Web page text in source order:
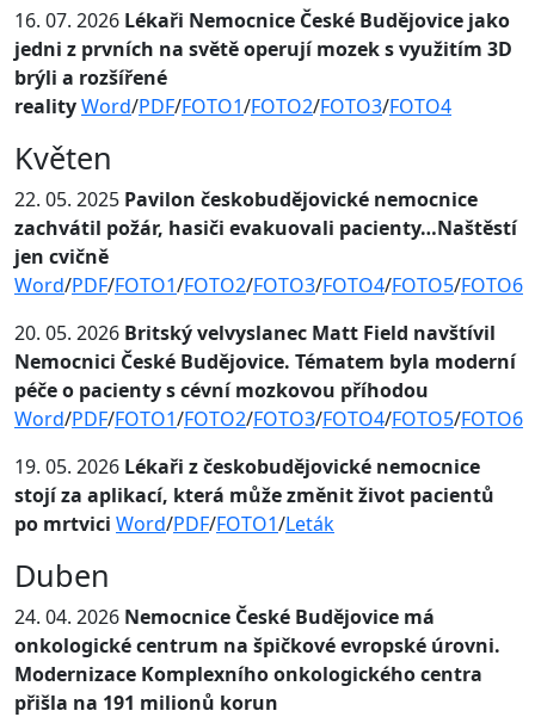
16. 07. 2026 Lékaři Nemocnice České Budějovice jako
jedni z prvních na světě operují mozek s využitím 3D
brýli a rozšířené
realityWord/PDF/FOTO1/FOTO2/FOTO3/FOTO4
Květen
22. 05. 2025 Pavilon českobudějovické nemocnice
zachvátil požár, hasiči evakuovali pacienty…Naštěstí
jen cvičně
Word/PDF/FOTO1/FOTO2/FOTO3/FOTO4/FOTO5/FOTO6
20. 05. 2026 Britský velvyslanec Matt Field navštívil
Nemocnici České Budějovice. Tématem byla moderní
péče o pacienty s cévní mozkovou příhodou
Word/PDF/FOTO1/FOTO2/FOTO3/FOTO4/FOTO5/FOTO6
19. 05. 2026 Lékaři z českobudějovické nemocnice
stojí za aplikací, která může změnit život pacientů
po mrtvici Word/PDF/FOTO1/Leták
Duben
24. 04. 2026 Nemocnice České Budějovice má
onkologické centrum na špičkové evropské úrovni.
Modernizace Komplexního onkologického centra
přišla na 191 milionů korun